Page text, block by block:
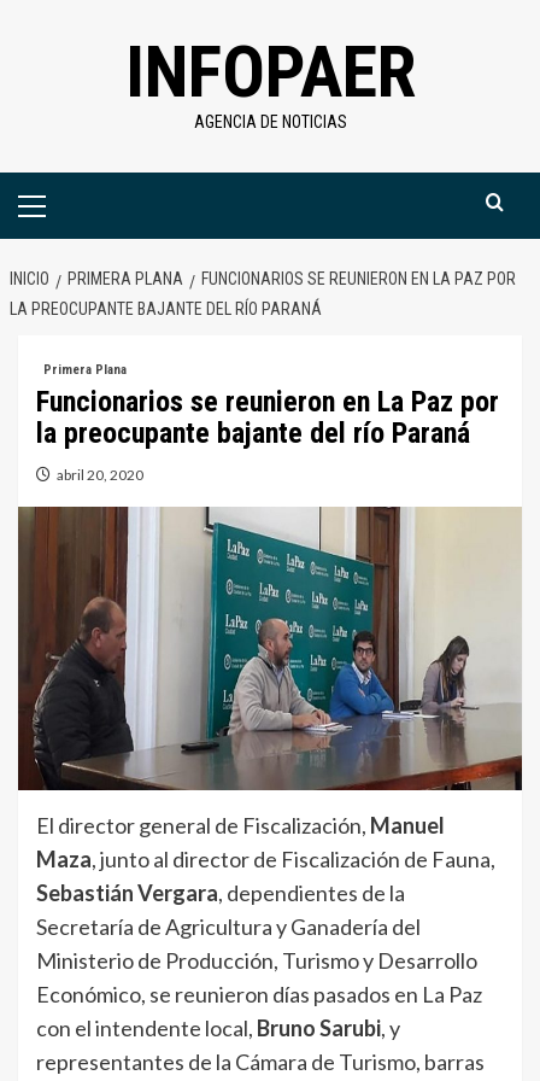
INFOPAER
AGENCIA DE NOTICIAS
Menú
INICIO PRIMERA PLANA
FUNCIONARIOS SE REUNIERON EN LA PAZ POR
LA PREOCUPANTE BAJANTE DEL RÍO PARANÁ
Primera Plana
Funcionarios se reunieron en La Paz por
la preocupante bajante del río Paraná
abril 20, 2020
El director general de Fiscalización, Manuel
Maza, junto al director de Fiscalización de Fauna,
Sebastián Vergara, dependientes de la
Secretaría de Agricultura y Ganadería del
Ministerio de Producción, Turismo y Desarrollo
Económico, se reunieron días pasados en La Paz
con el intendente local, Bruno Sarubi, y
representantes de la Cámara de Turismo, barras